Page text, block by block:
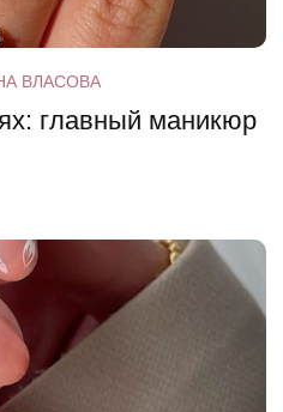
ВЛАСОВА
главный маникюр